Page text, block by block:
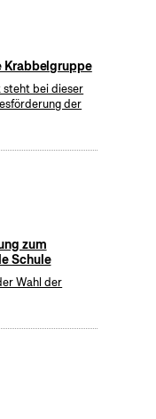
Krabbelgruppe
bei dieser
der
zum
Schule
Wahl der